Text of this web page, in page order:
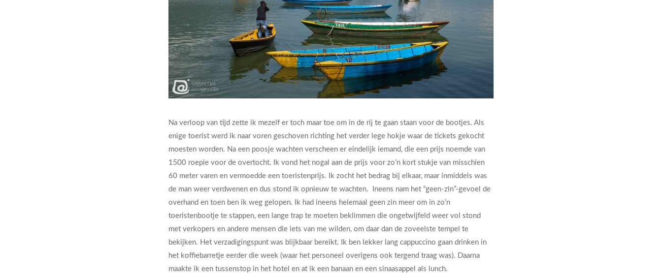
Na verloop van tijd zette ik mezelf er toch maar toe om in de rij te gaan staan voor de bootjes. Als
enige toerist werd ik naar voren geschoven richting het verder lege hokje waar de tickets gekocht
moesten worden. Na een poosje wachten verscheen er eindelijk iemand, die een prijs noemde van
1500 roepie voor de overtocht. Ik vond het nogal aan de prijs voor zo’n kort stukje van misschien
60 meter varen en vermoedde een toeristenprijs. Ik zocht het bedrag bij elkaar, maar inmiddels was
de man weer verdwenen en dus stond ik opnieuw te wachten. Ineens nam het “geen-zin”-gevoel de
overhand en toen ben ik weg gelopen. Ik had ineens helemaal geen zin meer om in zo’n
toeristenbootje te stappen, een lange trap te moeten beklimmen die ongetwijfeld weer vol stond
met verkopers en andere mensen die iets van me wilden, om daar dan de zoveelste tempel te
bekijken. Het verzadigingspunt was blijkbaar bereikt. Ik ben lekker lang cappuccino gaan drinken in
het koffiebarretje eerder die week (waar het personeel overigens ook tergend traag was). Daarna
maakte ik een tussenstop in het hotel en at ik een banaan en een sinaasappel als lunch.